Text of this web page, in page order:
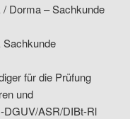
Dorma – Sachkunde
Sachkunde
für die Prüfung
und
DGUV/ASR/DIBt-Rl